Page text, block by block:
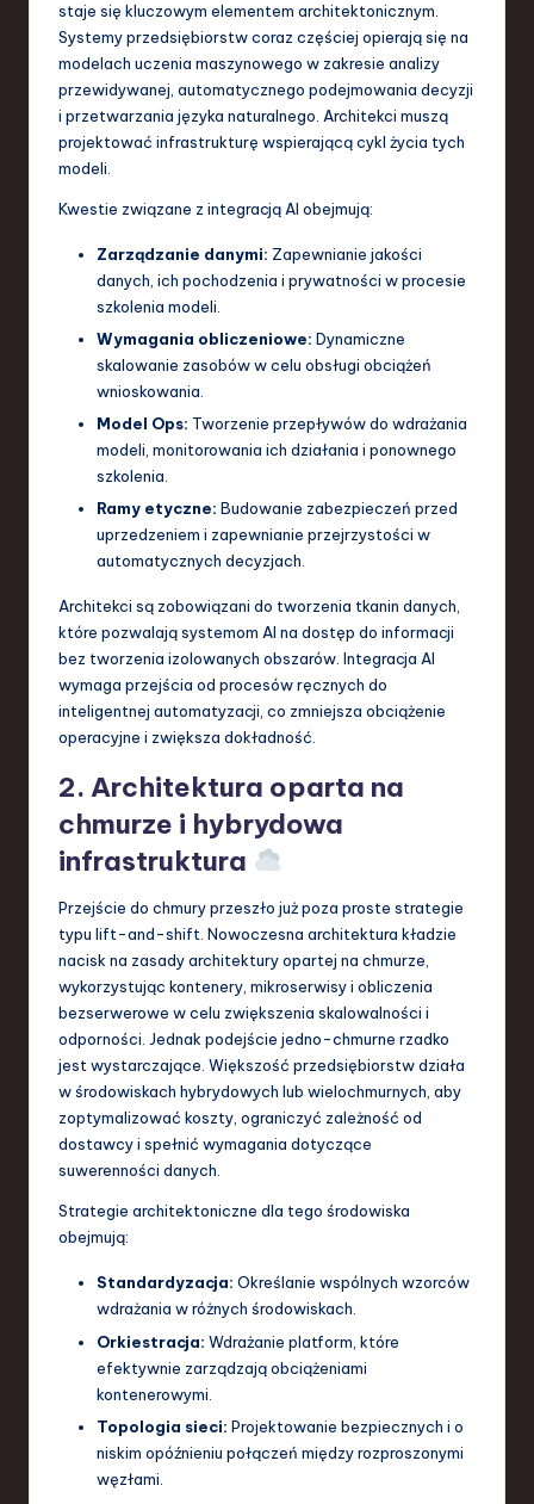
staje się kluczowym elementem architektonicznym.
Systemy przedsiębiorstw coraz częściej opierają się na
modelach uczenia maszynowego w zakresie analizy
przewidywanej, automatycznego podejmowania decyzji
i przetwarzania języka naturalnego. Architekci muszą
projektować infrastrukturę wspierającą cykl życia tych
modeli.
Kwestie związane z integracją AI obejmują:
Zarządzanie danymi: Zapewnianie jakości
danych, ich pochodzenia i prywatności w procesie
szkolenia modeli.
Wymagania obliczeniowe: Dynamiczne
skalowanie zasobów w celu obsługi obciążeń
wnioskowania.
Model Ops: Tworzenie przepływów do wdrażania
modeli, monitorowania ich działania i ponownego
szkolenia.
Ramy etyczne: Budowanie zabezpieczeń przed
uprzedzeniem i zapewnianie przejrzystości w
automatycznych decyzjach.
Architekci są zobowiązani do tworzenia tkanin danych,
które pozwalają systemom AI na dostęp do informacji
bez tworzenia izolowanych obszarów. Integracja AI
wymaga przejścia od procesów ręcznych do
inteligentnej automatyzacji, co zmniejsza obciążenie
operacyjne i zwiększa dokładność.
2. Architektura oparta na
chmurze i hybrydowa
infrastruktura
Przejście do chmury przeszło już poza proste strategie
typu lift-and-shift. Nowoczesna architektura kładzie
nacisk na zasady architektury opartej na chmurze,
wykorzystując kontenery, mikroserwisy i obliczenia
bezserwerowe w celu zwiększenia skalowalności i
odporności. Jednak podejście jedno-chmurne rzadko
jest wystarczające. Większość przedsiębiorstw działa
w środowiskach hybrydowych lub wielochmurnych, aby
zoptymalizować koszty, ograniczyć zależność od
dostawcy i spełnić wymagania dotyczące
suwerenności danych.
Strategie architektoniczne dla tego środowiska
obejmują:
Standardyzacja: Określanie wspólnych wzorców
wdrażania w różnych środowiskach.
Orkiestracja: Wdrażanie platform, które
efektywnie zarządzają obciążeniami
kontenerowymi.
Topologia sieci: Projektowanie bezpiecznych i o
niskim opóźnieniu połączeń między rozproszonymi
węzłami.